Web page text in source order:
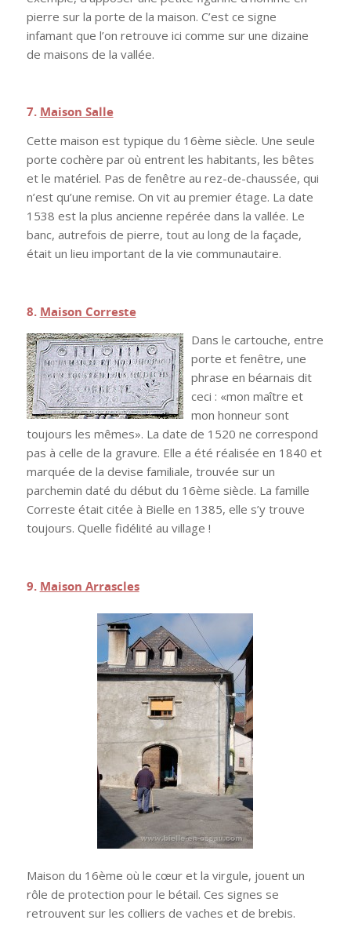
pierre sur la porte de la maison. C’est ce signe
infamant que l’on retrouve ici comme sur une dizaine
de maisons de la vallée.
7. Maison Salle
Cette maison est typique du 16ème siècle. Une seule
porte cochère par où entrent les habitants, les bêtes
et le matériel. Pas de fenêtre au rez-de-chaussée, qui
n’est qu’une remise. On vit au premier étage. La date
1538 est la plus ancienne repérée dans la vallée. Le
banc, autrefois de pierre, tout au long de la façade,
était un lieu important de la vie communautaire.
8. Maison Correste
Dans le cartouche, entre
porte et fenêtre, une
phrase en béarnais dit
ceci : «mon maître et
mon honneur sont
toujours les mêmes». La date de 1520 ne correspond
pas à celle de la gravure. Elle a été réalisée en 1840 et
marquée de la devise familiale, trouvée sur un
parchemin daté du début du 16ème siècle. La famille
Correste était citée à Bielle en 1385, elle s’y trouve
toujours. Quelle fidélité au village !
9. Maison Arrascles
Maison du 16ème où le cœur et la virgule, jouent un
rôle de protection pour le bétail. Ces signes se
retrouvent sur les colliers de vaches et de brebis.